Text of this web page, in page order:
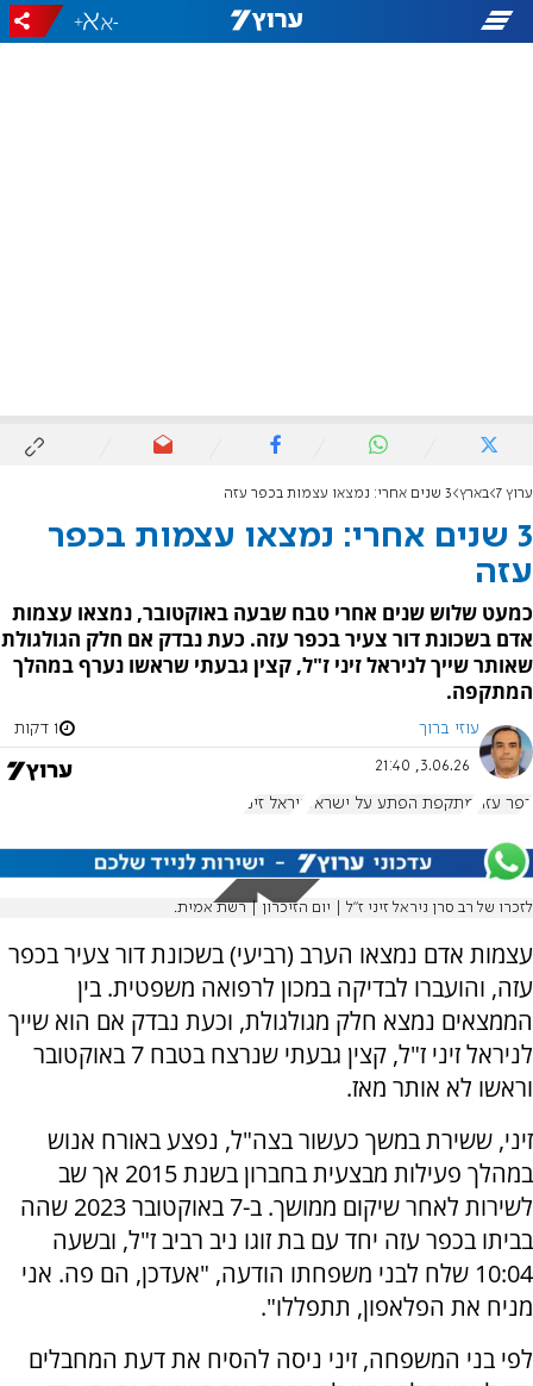
-
+
ערוץ 7 בארץ 3 שנים אחרי: נמצאו עצמות בכפר עזה
3 שנים אחרי: נמצאו עצמות בכפר
עזה
כמעט שלוש שנים אחרי טבח שבעה באוקטובר, נמצאו עצמות
אדם בשכונת דור צעיר בכפר עזה. כעת נבדק אם חלק הגולגולת
שאותר שייך לניראל זיני ז"ל, קצין גבעתי שראשו נערף במהלך
המתקפה.
עוזי ברוך 1 דקות
3.06.26, 21:40
כפר עזה מתקפת הפתע על ישראל ניראל זיני
לזכרו של רב סרן ניראל זיני ז"ל | יום הזיכרון | רשת אמית.
עצמות אדם נמצאו הערב (רביעי) בשכונת דור צעיר בכפר
עזה, והועברו לבדיקה במכון לרפואה משפטית. בין
הממצאים נמצא חלק מגולגולת, וכעת נבדק אם הוא שייך
לניראל זיני ז"ל, קצין גבעתי שנרצח בטבח 7 באוקטובר
וראשו לא אותר מאז.
זיני, ששירת במשך כעשור בצה"ל, נפצע באורח אנוש
במהלך פעילות מבצעית בחברון בשנת 2015 אך שב
לשירות לאחר שיקום ממושך. ב-7 באוקטובר 2023 שהה
בביתו בכפר עזה יחד עם בת זוגו ניב רביב ז"ל, ובשעה
10:04 שלח לבני משפחתו הודעה, "אעדכן, הם פה. אני
מניח את הפלאפון, תתפללו".
לפי בני המשפחה, זיני ניסה להסיח את דעת המחבלים